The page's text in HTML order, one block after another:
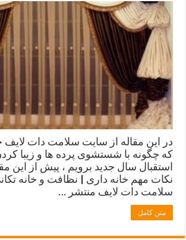
در این مقاله از سایت سلامت دات
که چگونه با شستشوی پرده ها و زیبا
استقبال سال جدید برویم ، پیش از این
نکات مهم خانه داری | نظافت و خانه
سلامت دات لایف منتشر …
متن کامل